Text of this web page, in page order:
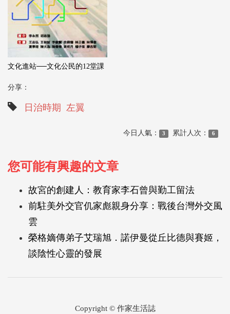
文化進站──文化公民的12堂課
分享：
日治時期 左翼
今日人氣： 3 累計人次： 6
您可能有興趣的文章
故宮的創建人：教育家李石曾與勤工留法
前駐美外交官仉家彪親身分享：戰後台灣外交風
雲
榮格嫡傳弟子艾瑞旭．諾伊曼從丘比德與賽姬，
談陰性心靈的發展
Copyright © 作家生活誌